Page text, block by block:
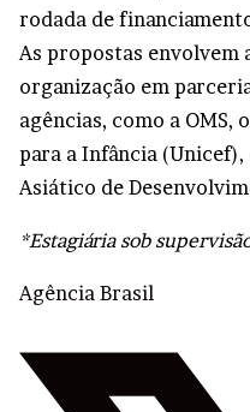
rodada de
As propostas envolvem
organização em
agências, como a OMS,
para a Infância (Unicef),
Asiático de
*Estagiária sob
Agência Brasil